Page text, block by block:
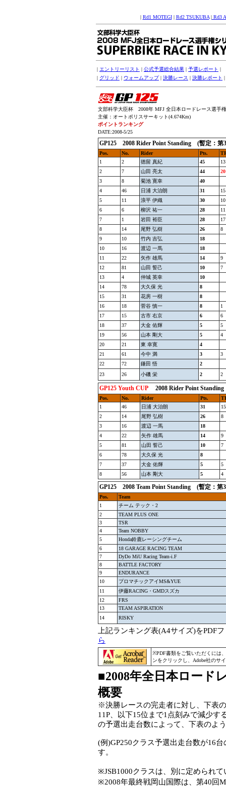
| Rd1 MOTEGI| Rd2 TSUKUBA|Rd3
| エントリーリスト | 公式予選総合結果 | 予選レポート |
| グリッド | ウォームアップ| 決勝レース | 決勝レポート |
文部科学大臣杯 2008年 MFJ 全日本ロードレース選手
主催：オートポリスサーキット(4.674Km)
ポイントランキング
DATE:2008-5/25
GP125 2008 Rider Point Standing (暫定：第
Pos. No. Rider Pts.
1
2 徳留 真紀 45
13
2
7 山田 亮太 44
20
3
8 菊池 寛幸
40
4
46 日浦 大治朗 31
15
5
11 浪平 伊織 30
10
6
6 柳沢 祐一 28
11
7
1 岩田 裕臣 28
17
8
14 尾野 弘樹 26
8
9
10 竹内 吉弘
18
10
16 渡辺 一馬
18
11
22 矢作 雄馬 14
9
12
81 山田 誓己 10
7
13
4 仲城 英幸
10
14
78 大久保 光
8
15
31 花房 一樹
8
16
18 菅谷 慎一 8
1
17
15 古市 右京 6
6
18
37 大金 佑輝 5
5
19
56 山本 剛大 5
4
20
21 東 幸寛
4
21
61 今中 満 3
3
22
72 鎌田 悟
2
23
26 小磯 栄 2 2
GP125 Youth CUP 2008 Rider Point
Pos. No. Rider Pts.
1
46 日浦 大治朗 31
15
2
14 尾野 弘樹 26
8
3
16 渡辺 一馬
18
4
22 矢作 雄馬 14
9
5
81 山田 誓己 10
7
6
78 大久保 光
8
7
37 大金 佑輝 5
5
8
56 山本 剛大 5 4
GP125 2008 Team Point Standing (暫定：第
Pos.
Team
1
チーム テック・2
2
TEAM PLUS ONE
3
TSR
4
Team NOBBY
5
Honda鈴鹿レーシングチーム
6
18 GARAGE RACING TEAM
7
DyDo MiU Racing Team-i.F
8
BATTLE FACTORY
9
ENDURANCE
10
プロマチックアイMS&YUE
11
伊藤RACING・GMDスズカ
12
FRS
13
TEAM ASPIRATION
14
RISKY
上記ランキング表(A4サイズ)をPDF
ら
※PDF書類をご覧いただくには
ンをクリックし、Adobe社のサ
■2008年全日本ロード
概要
※決勝レースの完走者に対し、下表
11P、以下15位まで1点刻みで減少
の予選出走台数によって、下表のよ
(例)GP250クラス予選出走台数が16
す。
※JSB1000クラスは、別に定められ
※2008年最終戦岡山国際は、第40回